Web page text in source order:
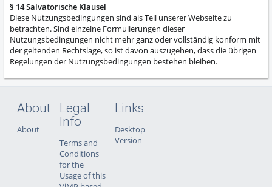
§ 14 Salvatorische Klausel
Diese Nutzungsbedingungen sind als Teil unserer Webseite zu
betrachten. Sind einzelne Formulierungen dieser
Nutzungsbedingungen nicht mehr ganz oder vollständig konform mit
der geltenden Rechtslage, so ist davon auszugehen, dass die übrigen
Regelungen der Nutzungsbedingungen bestehen bleiben.
About
About
Legal
Info
Terms and
Conditions
for the
Usage of this
Links
Desktop
Version